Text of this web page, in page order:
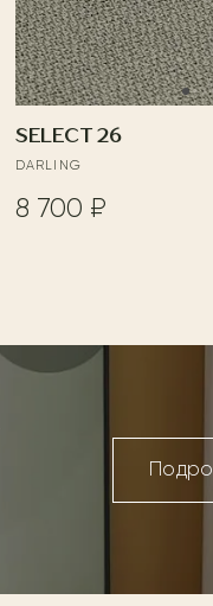
SELECT 26
DARLING
8 700 ₽